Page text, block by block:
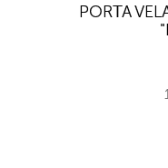
PORTA